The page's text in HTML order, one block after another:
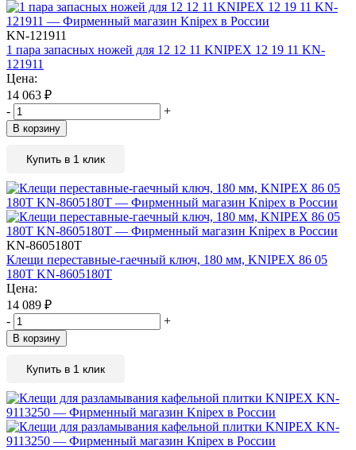
KN-121911
1 пара запасных ножей для 12 12 11 KNIPEX 12 19 11 KN-
121911
Цена:
14 063 ₽
-
+
В корзину
Купить в 1 клик
KN-8605180T
Клещи переставные-гаечный ключ, 180 мм, KNIPEX 86 05
180T KN-8605180T
Цена:
14 089 ₽
-
+
В корзину
Купить в 1 клик